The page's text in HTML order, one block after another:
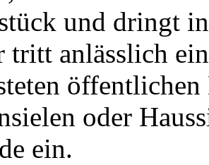
und dringt
tritt anlässlich
oder
ein.